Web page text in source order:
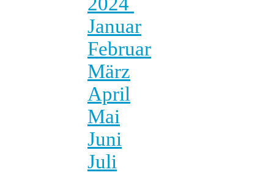
Januar
Februar
März
April
Mai
Juni
Juli